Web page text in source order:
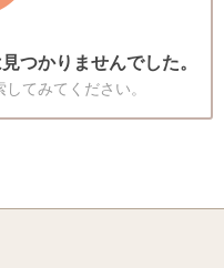
つかりませんでした。
てみてください。